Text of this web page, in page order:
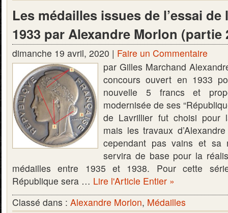
Les médailles issues de l’essai de
1933 par Alexandre Morlon (partie
dimanche 19 avril, 2020 | Faire un Commentaire
par Gilles Marchand
concours ouvert en 1933
nouvelle 5 francs et
modernisée de ses
de Lavrillier fut choisi pour
mais les travaux
cependant pas vains et sa
servira de base pour la
médailles entre 1935 et 1938. Pour cette
République sera … Lire l'Article Entier »
Classé dans : Alexandre Morlon, Médailles